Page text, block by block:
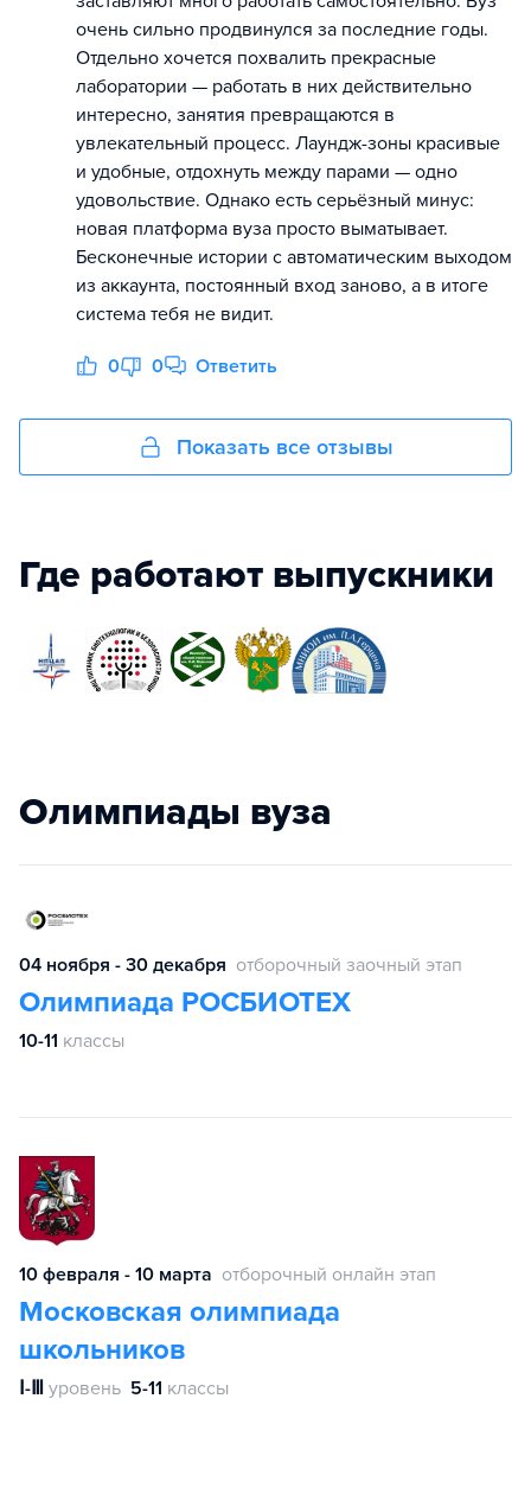
очень сильно продвинулся за последние годы.
Отдельно хочется похвалить прекрасные
лаборатории — работать в них действительно
интересно, занятия превращаются в
увлекательный процесс. Лаундж-зоны красивые
и удобные, отдохнуть между парами — одно
удовольствие. Однако есть серьёзный минус:
новая платформа вуза просто выматывает.
Бесконечные истории с автоматическим выходом
из аккаунта, постоянный вход заново, а в итоге
система тебя не видит.
0 0 Ответить
Показать все отзывы
Где работают выпускники
Олимпиады вуза
04 ноября - 30 декабря отборочный заочный этап
Олимпиада РОСБИОТЕХ
10-11 классы
10 февраля - 10 марта отборочный онлайн этап
Московская олимпиада
школьников
Ⅰ-Ⅲ уровень 5-11 классы